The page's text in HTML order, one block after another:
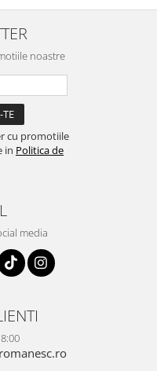
noastre
cu promotiile
in Politica de
media